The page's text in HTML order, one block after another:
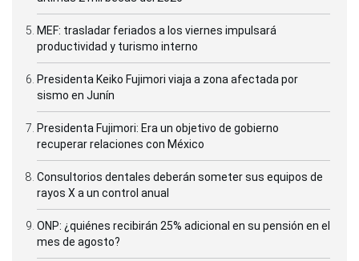
MEF: trasladar feriados a los viernes impulsará
productividad y turismo interno
Presidenta Keiko Fujimori viaja a zona afectada por
sismo en Junín
Presidenta Fujimori: Era un objetivo de gobierno
recuperar relaciones con México
Consultorios dentales deberán someter sus equipos de
rayos X a un control anual
ONP: ¿quiénes recibirán 25% adicional en su pensión en el
mes de agosto?